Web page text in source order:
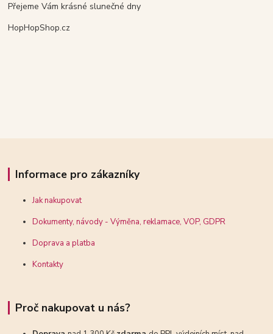
Přejeme Vám krásné slunečné dny
HopHopShop.cz
Informace pro zákazníky
Jak nakupovat
Dokumenty, návody - Výměna, reklamace, VOP, GDPR
Doprava a platba
Kontakty
Proč nakupovat u nás?